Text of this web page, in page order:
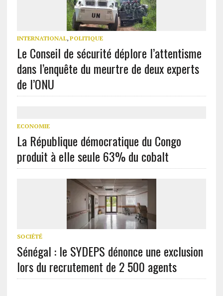
INTERNATIONAL, POLITIQUE
Le Conseil de sécurité déplore l’attentisme
dans l’enquête du meurtre de deux experts
de l’ONU
ECONOMIE
La République démocratique du Congo
produit à elle seule 63% du cobalt
SOCIÉTÉ
Sénégal : le SYDEPS dénonce une exclusion
lors du recrutement de 2 500 agents